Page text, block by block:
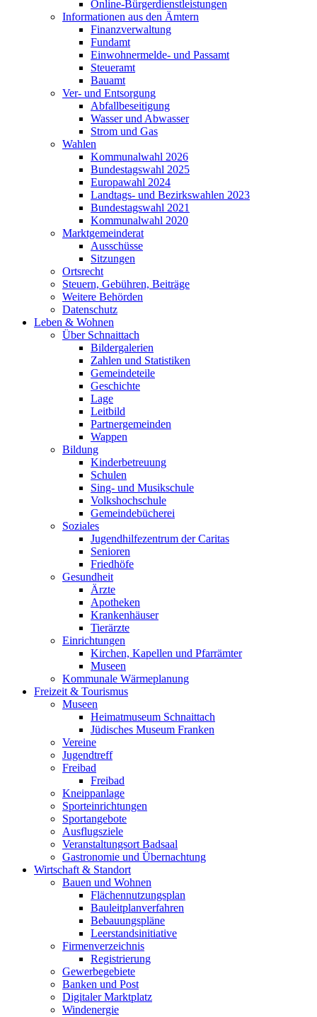
Online-Bürgerdienstleistungen
Informationen aus den Ämtern
Finanzverwaltung
Fundamt
Einwohnermelde- und Passamt
Steueramt
Bauamt
Ver- und Entsorgung
Abfallbeseitigung
Wasser und Abwasser
Strom und Gas
Wahlen
Kommunalwahl 2026
Bundestagswahl 2025
Europawahl 2024
Landtags- und Bezirkswahlen 2023
Bundestagswahl 2021
Kommunalwahl 2020
Marktgemeinderat
Ausschüsse
Sitzungen
Ortsrecht
Steuern, Gebühren, Beiträge
Weitere Behörden
Datenschutz
Leben & Wohnen
Über Schnaittach
Bildergalerien
Zahlen und Statistiken
Gemeindeteile
Geschichte
Lage
Leitbild
Partnergemeinden
Wappen
Bildung
Kinderbetreuung
Schulen
Sing- und Musikschule
Volkshochschule
Gemeindebücherei
Soziales
Jugendhilfezentrum der Caritas
Senioren
Friedhöfe
Gesundheit
Ärzte
Apotheken
Krankenhäuser
Tierärzte
Einrichtungen
Kirchen, Kapellen und Pfarrämter
Museen
Kommunale Wärmeplanung
Freizeit & Tourismus
Museen
Heimatmuseum Schnaittach
Jüdisches Museum Franken
Vereine
Jugendtreff
Freibad
Freibad
Kneippanlage
Sporteinrichtungen
Sportangebote
Ausflugsziele
Veranstaltungsort Badsaal
Gastronomie und Übernachtung
Wirtschaft & Standort
Bauen und Wohnen
Flächennutzungsplan
Bauleitplanverfahren
Bebauungspläne
Leerstandsinitiative
Firmenverzeichnis
Registrierung
Gewerbegebiete
Banken und Post
Digitaler Marktplatz
Windenergie